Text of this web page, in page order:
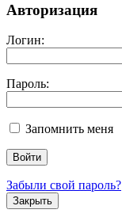
Авторизация
Логин:
Пароль:
Запомнить меня
Забыли свой пароль?
Закрыть